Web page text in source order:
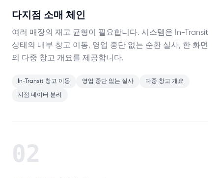
다지점 소매 체인
여러 매장의 재고 균형이 필요합니다. 시스템은 In-Transit
상태의 내부 창고 이동, 영업 중단 없는 순환 실사, 한 화면
의 다중 창고 개요를 제공합니다.
In-Transit 창고 이동 영업 중단 없는 실사 다중 창고 개요
지점 데이터 분리
02